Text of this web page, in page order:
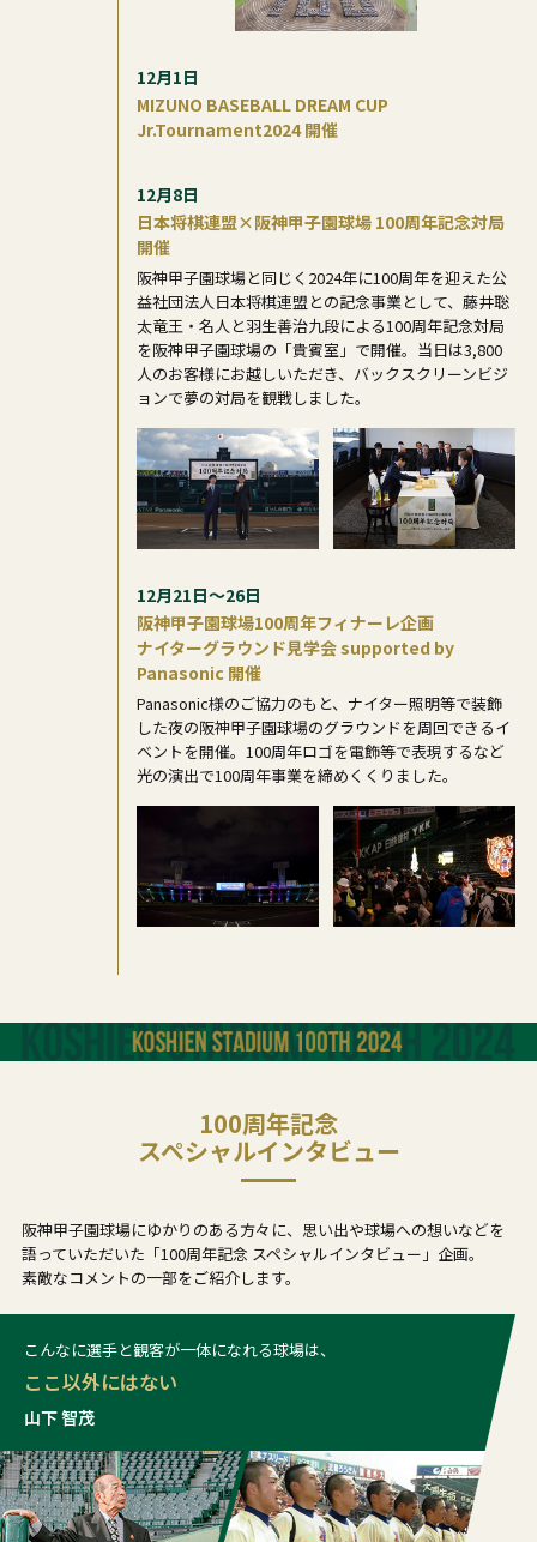
12月1日
MIZUNO BASEBALL DREAM CUP
Jr.Tournament2024 開催
12月8日
日本将棋連盟×阪神甲子園球場 100周年記念対局
開催
阪神甲子園球場と同じく2024年に100周年を迎えた公
益社団法人日本将棋連盟との記念事業として、藤井聡
太竜王・名人と羽生善治九段による100周年記念対局
を阪神甲子園球場の「貴賓室」で開催。当日は3,800
人のお客様にお越しいただき、バックスクリーンビジ
ョンで夢の対局を観戦しました。
12月21日～26日
阪神甲子園球場100周年フィナーレ企画
ナイターグラウンド見学会 supported by
Panasonic 開催
Panasonic様のご協力のもと、ナイター照明等で装飾
した夜の阪神甲子園球場のグラウンドを周回できるイ
ベントを開催。100周年ロゴを電飾等で表現するなど
光の演出で100周年事業を締めくくりました。
100周年記念
スペシャルインタビュー
阪神甲子園球場にゆかりのある方々に、思い出や球場への想いなどを
語っていただいた「100周年記念 スペシャルインタビュー」企画。
素敵なコメントの一部をご紹介します。
こんなに選手と観客が一体になれる球場は、
ここ以外にはない
山下 智茂